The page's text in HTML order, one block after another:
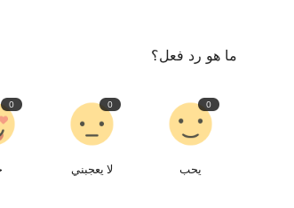
ما هو رد فعل؟
0
يحب
0
لا يعجبني
0